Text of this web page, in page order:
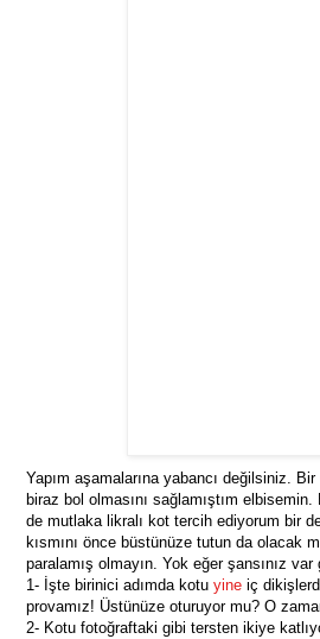
Yapım aşamalarına yabancı değilsiniz. Bir
biraz bol olmasını sağlamıştım
de mutlaka likralı kot tercih ediyorum bir
kısmını önce büstünüze tutun da olacak
paralamış olmayın. Yok eğer şansınız
1- İşte birinici adımda kotu yine iç
provamız! Üstünüze oturuyor mu? O
2- Kotu fotoğraftaki gibi tersten ikiye